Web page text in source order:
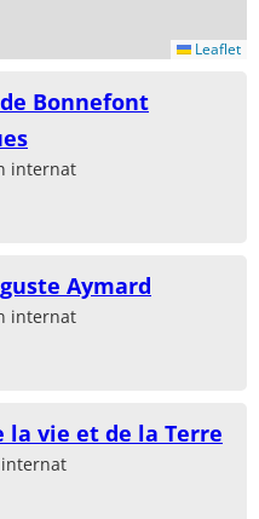
Leaflet
Bonnefont
internat
Aymard
internat
la vie et de la Terre
internat